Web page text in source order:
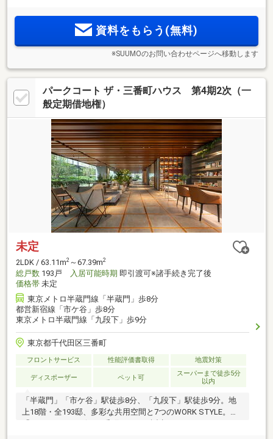
資料をもらう(無料)
※SUUMOのお問い合わせページへ移動します
パークコート ザ・三番町ハウス 第4期2次（一
般定期借地権）
未定
2LDK / 63.11m2 ～67.39m2
総戸数 193戸 入居可能時期 即引渡可※諸手続き完了後
価格帯 未定
東京メトロ半蔵門線「半蔵門」歩8分
都営新宿線「市ケ谷」歩8分
東京メトロ半蔵門線「九段下」歩9分
東京都千代田区三番町
フロントサービス 性能評価書取得 地震対策
ディスポーザー ペット可
スーパーまで徒歩5分
以内
「半蔵門」「市ケ谷」駅徒歩8分、「九段下」駅徒歩9分。地
上18階・全193邸、多彩な共用空間と7つのWORK STYLE。